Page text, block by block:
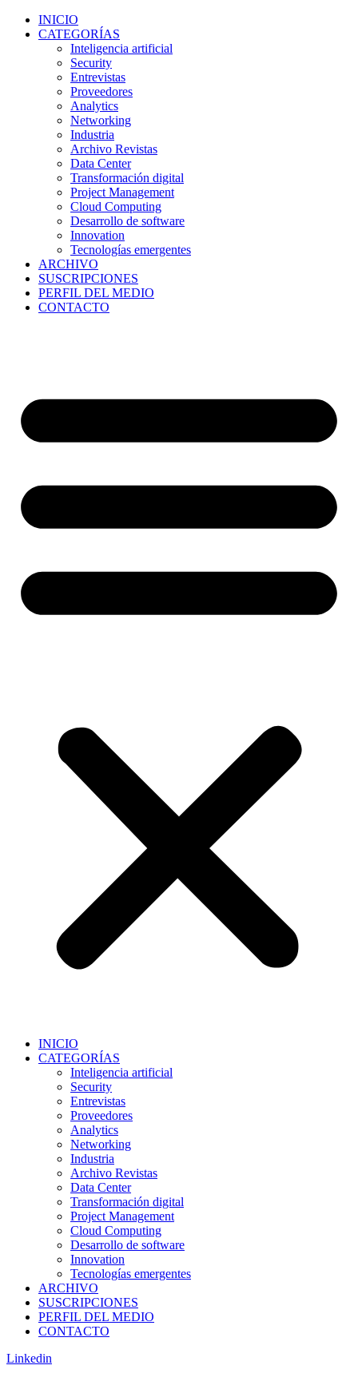
INICIO
CATEGORÍAS
Inteligencia artificial
Security
Entrevistas
Proveedores
Analytics
Networking
Industria
Archivo Revistas
Data Center
Transformación digital
Project Management
Cloud Computing
Desarrollo de software
Innovation
Tecnologías emergentes
ARCHIVO
SUSCRIPCIONES
PERFIL DEL MEDIO
CONTACTO
INICIO
CATEGORÍAS
Inteligencia artificial
Security
Entrevistas
Proveedores
Analytics
Networking
Industria
Archivo Revistas
Data Center
Transformación digital
Project Management
Cloud Computing
Desarrollo de software
Innovation
Tecnologías emergentes
ARCHIVO
SUSCRIPCIONES
PERFIL DEL MEDIO
CONTACTO
Linkedin